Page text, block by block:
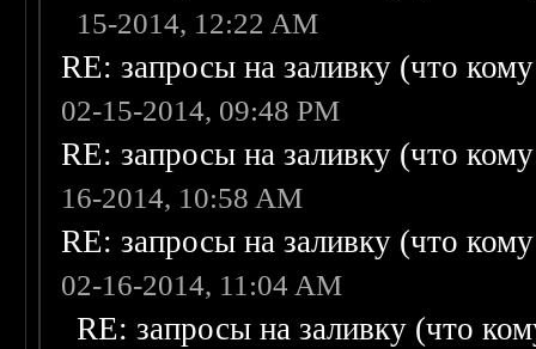
15-2014, 12:22 AM
RE: запросы на заливку (что
02-15-2014, 09:48 PM
RE: запросы на заливку (что
16-2014, 10:58 AM
RE: запросы на заливку (что
02-16-2014, 11:04 AM
RE: запросы на заливку (что